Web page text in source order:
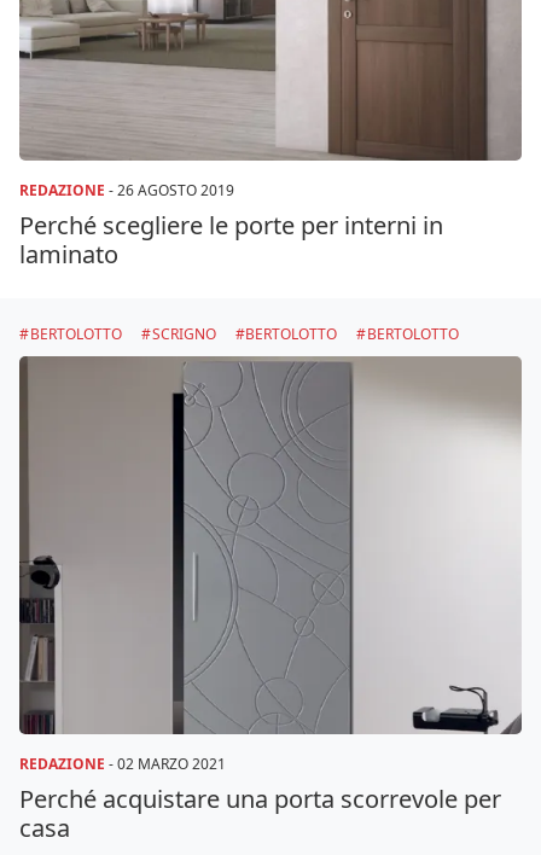
REDAZIONE -26 AGOSTO 2019
Perché scegliere le porte per interni in
laminato
BERTOLOTTO SCRIGNO BERTOLOTTO BERTOLOTTO
REDAZIONE -02 MARZO 2021
Perché acquistare una porta scorrevole per
casa